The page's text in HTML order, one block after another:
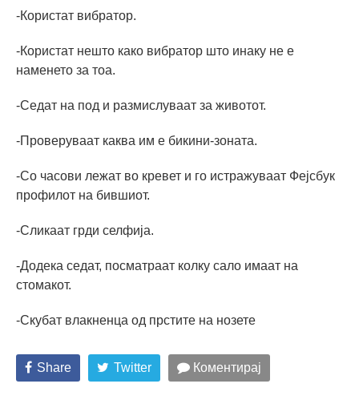
-Користат вибратор.
-Користат нешто како вибратор што инаку не е
наменето за тоа.
-Седат на под и размислуваат за животот.
-Проверуваат каква им е бикини-зоната.
-Со часови лежат во кревет и го истражуваат Фејсбук
профилот на бившиот.
-Сликаат грди селфија.
-Додека седат, посматраат колку сало имаат на
стомакот.
-Скубат влакненца од прстите на нозете
Share Twitter Коментирај